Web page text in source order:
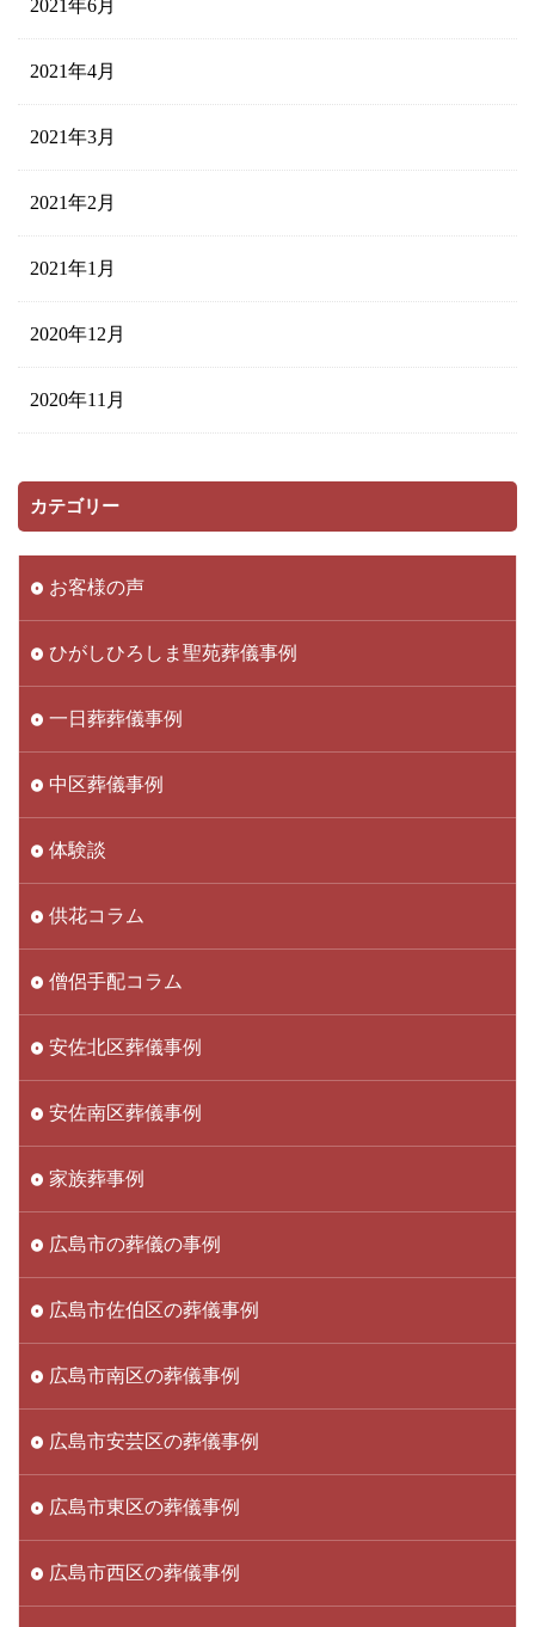
2021年6月
2021年4月
2021年3月
2021年2月
2021年1月
2020年12月
2020年11月
カテゴリー
お客様の声
ひがしひろしま聖苑葬儀事例
一日葬葬儀事例
中区葬儀事例
体験談
供花コラム
僧侶手配コラム
安佐北区葬儀事例
安佐南区葬儀事例
家族葬事例
広島市の葬儀の事例
広島市佐伯区の葬儀事例
広島市南区の葬儀事例
広島市安芸区の葬儀事例
広島市東区の葬儀事例
広島市西区の葬儀事例